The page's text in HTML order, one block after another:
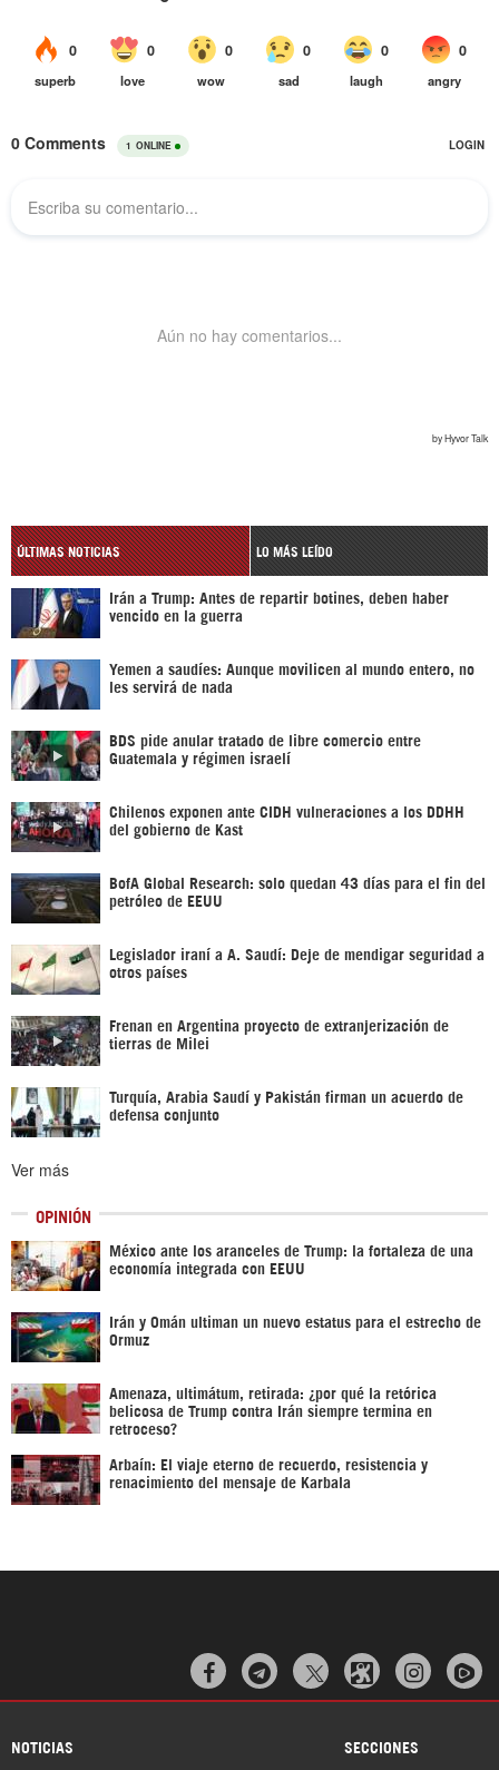
ÚLTIMAS NOTICIAS LO MÁS LEÍDO
Irán a Trump: Antes de repartir botines, deben haber
vencido en la guerra
Yemen a saudíes: Aunque movilicen al mundo entero, no
les servirá de nada
BDS pide anular tratado de libre comercio entre
Guatemala y régimen israelí
Chilenos exponen ante CIDH vulneraciones a los DDHH
del gobierno de Kast
BofA Global Research: solo quedan 43 días para el fin del
petróleo de EEUU
Legislador iraní a A. Saudí: Deje de mendigar seguridad a
otros países
Frenan en Argentina proyecto de extranjerización de
tierras de Milei
Turquía, Arabia Saudí y Pakistán firman un acuerdo de
defensa conjunto
Ver más
OPINIÓN
México ante los aranceles de Trump: la fortaleza de una
economía integrada con EEUU
Irán y Omán ultiman un nuevo estatus para el estrecho de
Ormuz
Amenaza, ultimátum, retirada: ¿por qué la retórica
belicosa de Trump contra Irán siempre termina en
retroceso?
Arbaín: El viaje eterno de recuerdo, resistencia y
renacimiento del mensaje de Karbala
  
NOTICIAS SECCIONES